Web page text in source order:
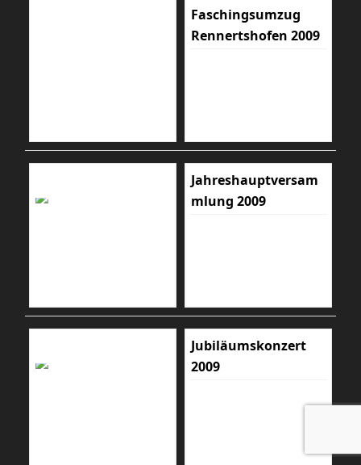
Faschingsumzug
Rennertshofen 2009
Jahreshauptversam
mlung 2009
Jubiläumskonzert
2009